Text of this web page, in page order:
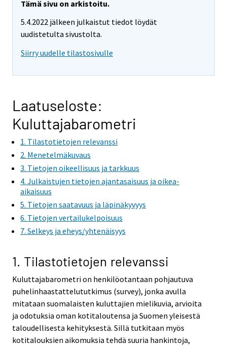
Tämä sivu on arkistoitu.
5.4.2022 jälkeen julkaistut tiedot löydät
uudistetulta sivustolta.
Siirry uudelle tilastosivulle
Laatuseloste:
Kuluttajabarometri
1. Tilastotietojen relevanssi
2. Menetelmäkuvaus
3. Tietojen oikeellisuus ja tarkkuus
4. Julkaistujen tietojen ajantasaisuus ja oikea-
aikaisuus
5. Tietojen saatavuus ja läpinäkyvyys
6. Tietojen vertailukelpoisuus
7. Selkeys ja eheys/yhtenäisyys
1. Tilastotietojen relevanssi
Kuluttajabarometri on henkilöotantaan pohjautuva
puhelinhaastattelututkimus (survey), jonka avulla
mitataan suomalaisten kuluttajien mielikuvia, arvioita
ja odotuksia oman kotitaloutensa ja Suomen yleisestä
taloudellisesta kehityksestä. Sillä tutkitaan myös
kotitalouksien aikomuksia tehdä suuria hankintoja,